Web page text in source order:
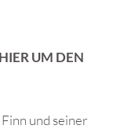
UM DEN
und seiner